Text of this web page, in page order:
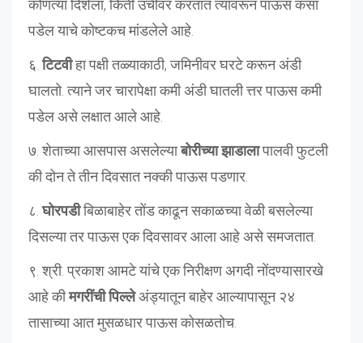
कोणत्या दिशेला, किती उंचीवर करतात त्यावरून पाऊस कसा
पडेल याचे कोष्टकच मांडलेले आहे.
६.टिटवीहा पक्षी तळ्याकाठी, जमिनीवर घरटे करून अंडी
घालतो. त्याने जर चारापेक्षा कमी अंडी घातली त्तर पाऊस कमी
पडेल असे लक्षात आले आहे.
७. शेताच्या आसपास असलेल्याबोरीच्या झाडालापालवी फुटली
की दोन ते तीन दिवसात नक्की पाऊस पडणार.
८.घोरपडीबिळाबाहेर तोंड काढून सकाळच्या वेळी बसलेल्या
दिसल्या तर पाऊस एक दिवसावर आला आहे असे समजतात.
९. श्री. प्रकाश आमटे यांचे एक निरीक्षण अगदी नोंदण्यासारखे
आहे कीमगरींची पिल्लेअंड्यातून बाहेर आल्यापासून २४
तासाच्या आत मुसळधार पाऊस कोसळतोच.